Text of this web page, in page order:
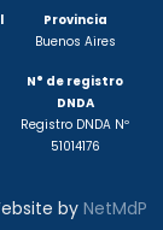
Provincia
Buenos Aires
N° de registro
DNDA
Registro DNDA Nº
51014176
byNetMdP